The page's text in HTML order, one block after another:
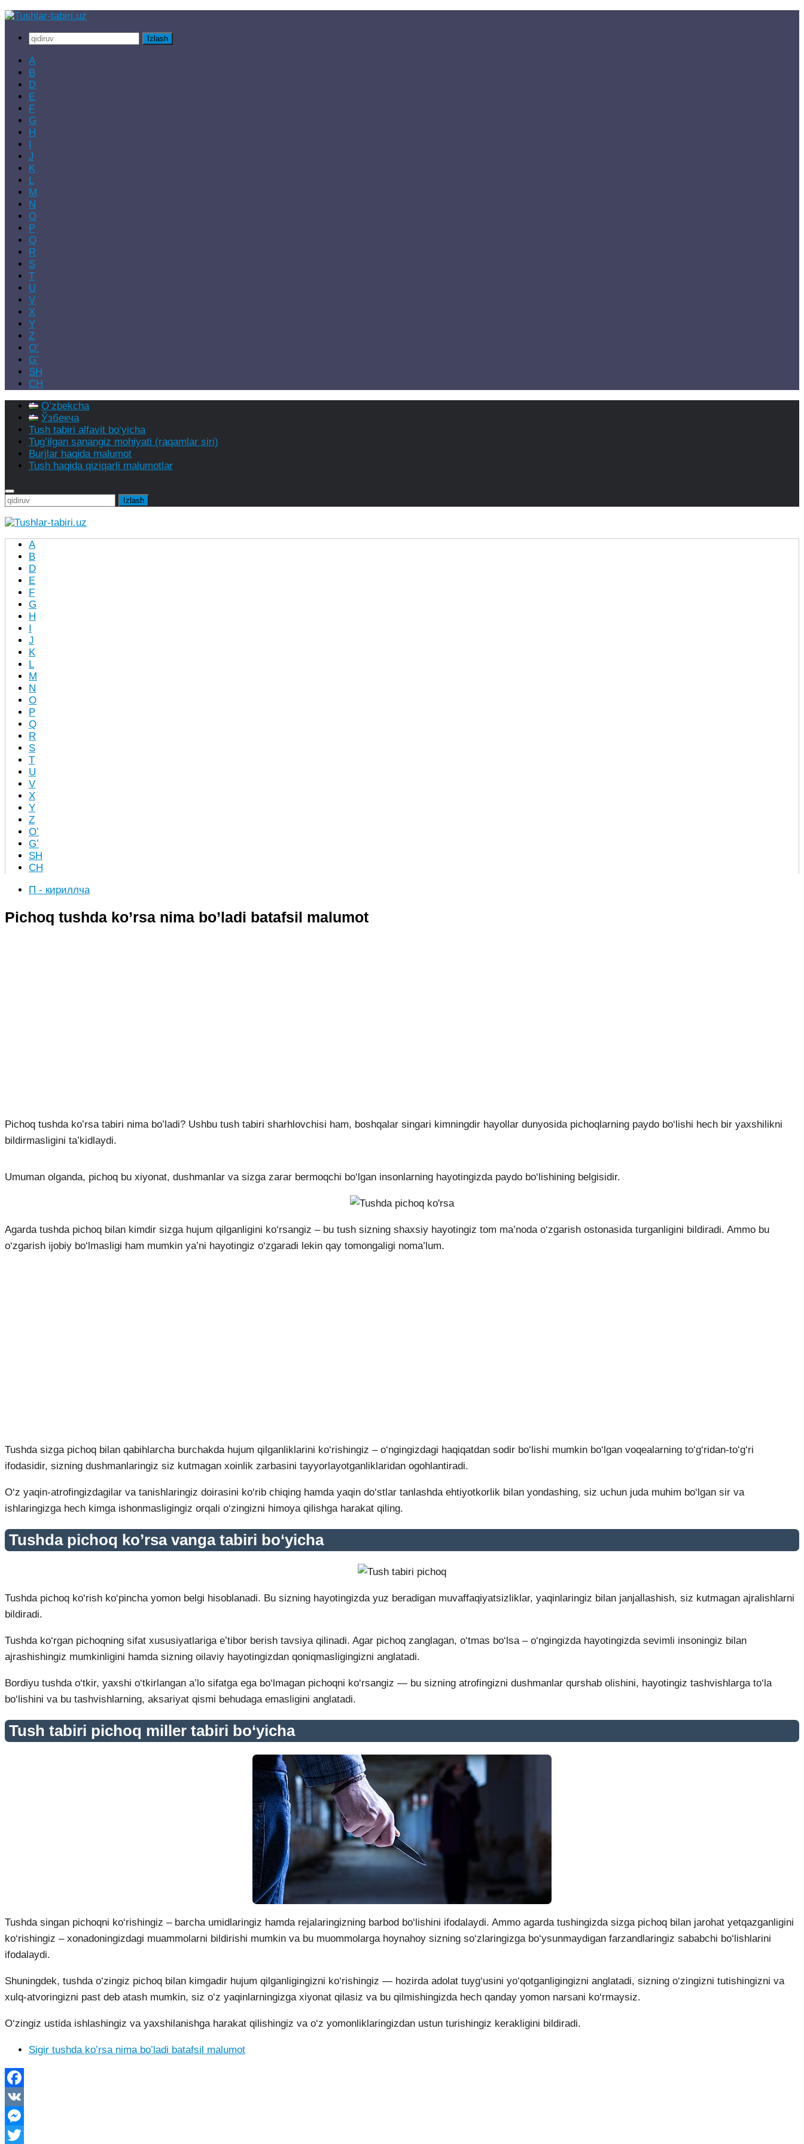
Skip
contentQidirshish:
A
B
D
E
F
G
H
I
J
K
L
M
N
O
P
Q
R
S
T
U
V
X
Y
Z
Oʻ
Gʻ
SH
CH
Oʻzbekcha
Ўзбекча
Tush tabiri alfavit bo‘yicha
Tugʻilgan sanangiz mohiyati (raqamlar siri)
Burjlar haqida malumot
Tush haqida qiziqarli malumotlar
Qidirshish:
A
B
D
E
F
G
H
I
J
K
L
M
N
O
P
Q
R
S
T
U
V
X
Y
Z
Oʻ
Gʻ
SH
CH
П - кириллча
Pichoq tushda ko’rsa nima bo’ladi batafsil malumot
Pichoq tushda ko’rsa tabiri nima bo’ladi? Ushbu tush tabiri sharhlovchisi ham, boshqalar singari kimningdir hayollar dunyosida pichoqlarning paydo bo‘lishi hech bir yaxshilikni
bildirmasligini ta’kidlaydi.
Umuman olganda, pichoq bu xiyonat, dushmanlar va sizga zarar bermoqchi bo‘lgan insonlarning hayotingizda paydo bo‘lishining belgisidir.
Agarda tushda pichoq bilan kimdir sizga hujum qilganligini ko‘rsangiz – bu tush sizning shaxsiy hayotingiz tom ma’noda o‘zgarish ostonasida turganligini bildiradi. Ammo bu
o‘zgarish ijobiy bo‘lmasligi ham mumkin ya’ni hayotingiz o‘zgaradi lekin qay tomongaligi noma’lum.
Tushda sizga pichoq bilan qabihlarcha burchakda hujum qilganliklarini ko‘rishingiz – o‘ngingizdagi haqiqatdan sodir bo‘lishi mumkin bo‘lgan voqealarning to‘g‘ridan-to‘g‘ri
ifodasidir, sizning dushmanlaringiz siz kutmagan xoinlik zarbasini tayyorlayotganliklaridan ogohlantiradi.
O‘z yaqin-atrofingizdagilar va tanishlaringiz doirasini ko‘rib chiqing hamda yaqin do‘stlar tanlashda ehtiyotkorlik bilan yondashing, siz uchun juda muhim bo‘lgan sir va
ishlaringizga hech kimga ishonmasligingiz orqali o‘zingizni himoya qilishga harakat qiling.
Tushda pichoq ko’rsa vanga tabiri bo‘yicha
Tushda pichoq ko‘rish ko‘pincha yomon belgi hisoblanadi. Bu sizning hayotingizda yuz beradigan muvaffaqiyatsizliklar, yaqinlaringiz bilan janjallashish, siz kutmagan ajralishlarni
bildiradi.
Tushda ko‘rgan pichoqning sifat xususiyatlariga e’tibor berish tavsiya qilinadi. Agar pichoq zanglagan, o‘tmas bo‘lsa – o‘ngingizda hayotingizda sevimli insoningiz bilan
ajrashishingiz mumkinligini hamda sizning oilaviy hayotingizdan qoniqmasligingizni anglatadi.
Bordiyu tushda o‘tkir, yaxshi o‘tkirlangan a’lo sifatga ega bo‘lmagan pichoqni ko‘rsangiz — bu sizning atrofingizni dushmanlar qurshab olishini, hayotingiz tashvishlarga to‘la
bo‘lishini va bu tashvishlarning, aksariyat qismi behudaga emasligini anglatadi.
Tush tabiri pichoq miller tabiri bo‘yicha
Tushda singan pichoqni ko‘rishingiz – barcha umidlaringiz hamda rejalaringizning barbod bo‘lishini ifodalaydi. Ammo agarda tushingizda sizga pichoq bilan jarohat yetqazganligini
ko‘rishingiz – xonadoningizdagi muammolarni bildirishi mumkin va bu muommolarga hoynahoy sizning so‘zlaringizga bo‘ysunmaydigan farzandlaringiz sababchi bo‘lishlarini
ifodalaydi.
Shuningdek, tushda o‘zingiz pichoq bilan kimgadir hujum qilganligingizni ko‘rishingiz — hozirda adolat tuyg‘usini yo‘qotganligingizni anglatadi, sizning o‘zingizni tutishingizni va
xulq-atvoringizni past deb atash mumkin, siz o‘z yaqinlarningizga xiyonat qilasiz va bu qilmishingizda hech qanday yomon narsani ko‘rmaysiz.
O‘zingiz ustida ishlashingiz va yaxshilanishga harakat qilishingiz va o‘z yomonliklaringizdan ustun turishingiz kerakligini bildiradi.
Sigir tushda ko’rsa nima bo’ladi batafsil malumot
Facebook
VK
Messenger